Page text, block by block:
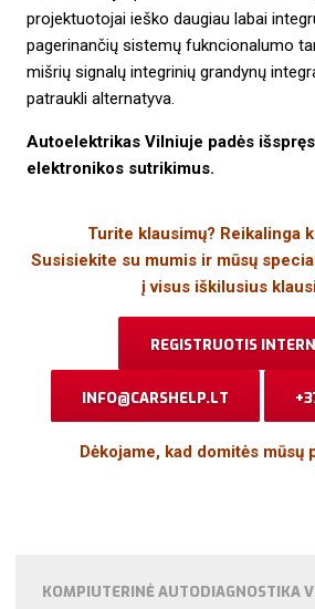
projektuotojai ieško daugiau labai
pagerinančių sistemų fukncionalumo
mišrių signalų integrinių grandynų
patraukli alternatyva.
Autoelektrikas Vilniuje padės
elektronikos sutrikimus.
Turite klausimų? Reikalinga
Susisiekite su mumis ir mūsų
į visus iškilusius
REGISTRUOTIS
INFO@CARSHELP.LT
Dėkojame, kad domitės mūsų
KOMPIUTERINĖ AUTODIAGNOSTIKA